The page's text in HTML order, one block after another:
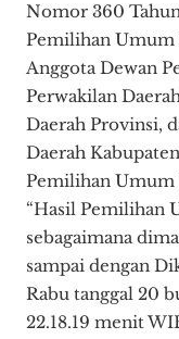
Nomor 360
Pemilihan Umum
Anggota Dewan
Perwakilan
Daerah Provinsi,
Daerah
Pemilihan Umum
“Hasil Pemilihan
sebagaimana
sampai dengan
Rabu tanggal 20
22.18.19 menit